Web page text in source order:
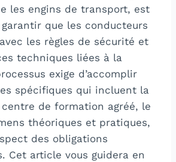
les engins de transport, est
que les conducteurs
les règles de sécurité et
techniques liées à la
exige d’accomplir
spécifiques qui incluent la
centre de formation agréé, le
théoriques et pratiques,
des obligations
Cet article vous guidera en